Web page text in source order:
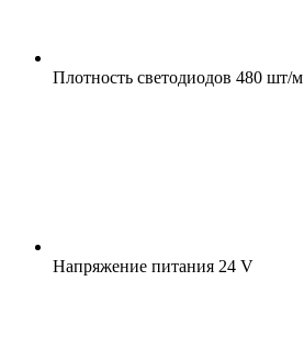
Плотность светодиодов 480 шт/м
Напряжение питания 24 V